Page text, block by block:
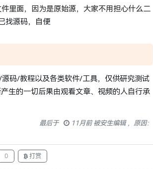
里面，因为是原始源，大家不用担心什么二
找源码，自便
码/教程以及各类软件/工具，仅供研究测试
生的一切后果由观看文章、视频的人自行承
最后于 11月前 被安生编辑 ，原因：
0 打赏